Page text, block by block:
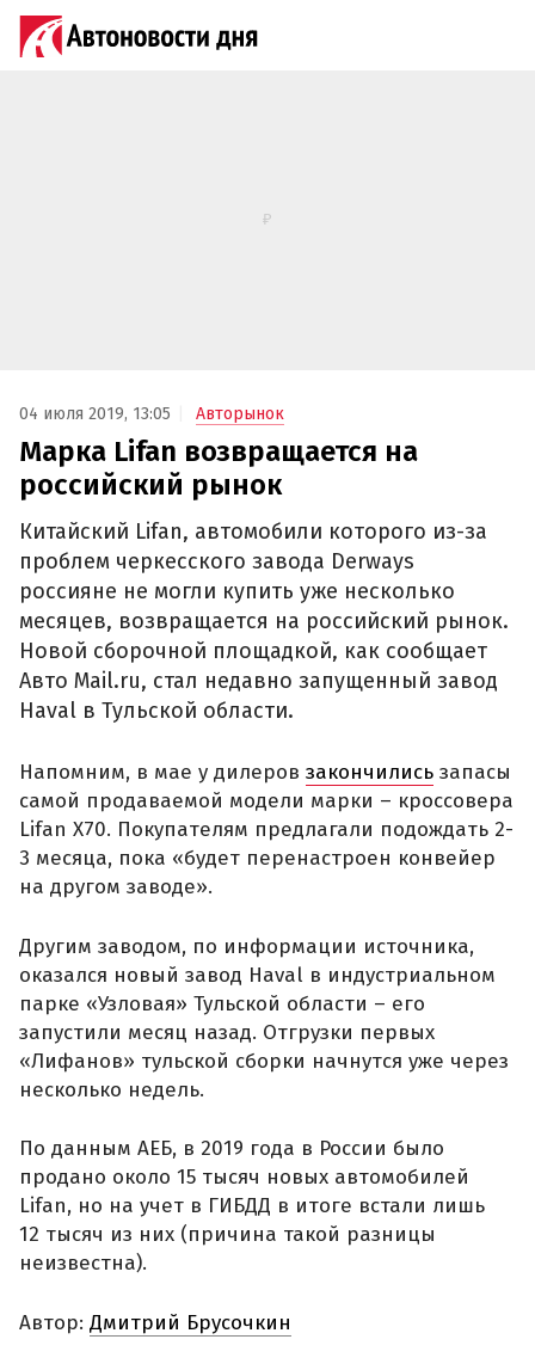
04 июля 2019, 13:05 Авторынок
Марка Lifan возвращается на
российский рынок
Китайский Lifan, автомобили которого из-за
проблем черкесского завода Derways
россияне не могли купить уже несколько
месяцев, возвращается на российский рынок.
Новой сборочной площадкой, как сообщает
Авто Mail.ru, стал недавно запущенный завод
Haval в Тульской области.
Напомним, в мае у дилеров закончились запасы
самой продаваемой модели марки – кроссовера
Lifan X70. Покупателям предлагали подождать 2-
3 месяца, пока «будет перенастроен конвейер
на другом заводе».
Другим заводом, по информации источника,
оказался новый завод Haval в индустриальном
парке «Узловая» Тульской области – его
запустили месяц назад. Отгрузки первых
«Лифанов» тульской сборки начнутся уже через
несколько недель.
По данным АЕБ, в 2019 года в России было
продано около 15 тысяч новых автомобилей
Lifan, но на учет в ГИБДД в итоге встали лишь
12 тысяч из них (причина такой разницы
неизвестна).
Автор: Дмитрий Брусочкин